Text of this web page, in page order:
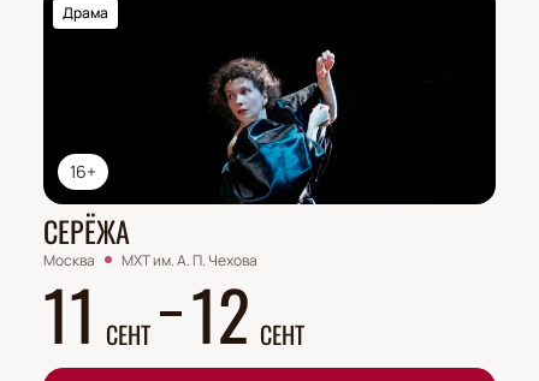
16+
Драма
СЕРЁЖА
Москва МХТ им. А. П. Чехова
11 СЕНТ 12 СЕНТ